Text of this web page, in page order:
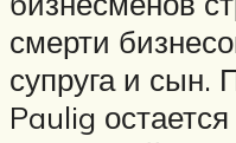
смерти
супруга и сын.
Paulig